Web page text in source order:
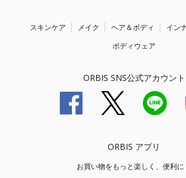
スキンケア メイク ヘア＆ボディ
イン
ボディウェア
ORBIS SNS公式アカウント
ORBIS アプリ
お買い物をもっと楽しく、便利に